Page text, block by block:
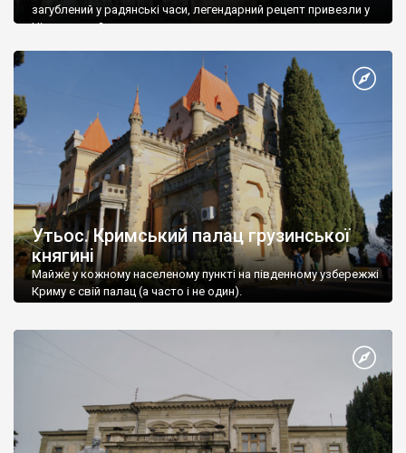
загублений у радянські часи, легендарний рецепт привезли у
Ніжин греки?
Утьос. Кримський палац грузинської
княгині
Майже у кожному населеному пункті на південному узбережжі
Криму є свій палац (а часто і не один).